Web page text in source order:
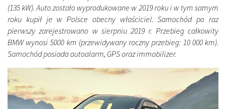
(135 kW). Auto zostało wyprodukowane w 2019 roku i w tym samym
roku kupił je w Polsce obecny właściciel. Samochód po raz
pierwszy zarejestrowano w sierpniu 2019 r. Przebieg całkowity
BMW wynosi 5000 km (przewidywany roczny przebieg: 10 000 km).
Samochód posiada autoalarm, GPS oraz immobilizer.